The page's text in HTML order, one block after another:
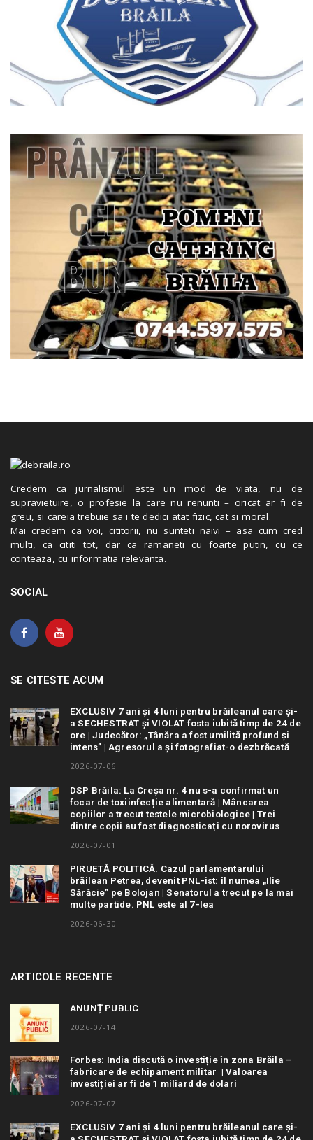
Credem ca jurnalismul este un mod de viata, nu de
supravietuire, o profesie la care nu renunti – oricat ar fi de
greu, si careia trebuie sa i te dedici atat fizic, cat si moral.
Mai credem ca voi, cititorii, nu sunteti naivi – asa cum cred
multi, ca cititi tot, dar ca ramaneti cu foarte putin, cu ce
conteaza, cu informatia relevanta.
SOCIAL
SE CITESTE ACUM
EXCLUSIV 7 ani și 4 luni pentru brăileanul care și-
a SECHESTRAT și VIOLAT fosta iubită timp de 24 de
ore | Judecător: „Tânăra a fost umilită profund și
intens” | Agresorul a și fotografiat-o dezbrăcată
2026-07-06
DSP Brăila: La Creșa nr. 4 nu s-a confirmat un
focar de toxiinfecție alimentară | Mâncarea
copiilor a trecut testele microbiologice | Trei
dintre copii au fost diagnosticați cu norovirus
2026-07-01
PIRUETĂ POLITICĂ. Cazul parlamentarului
brăilean Petrea, devenit PNL-ist: îl numea „Ilie
Sărăcie” pe Bolojan | Senatorul a trecut pe la mai
multe partide. PNL este al 7-lea
2026-06-30
ARTICOLE RECENTE
ANUNȚ PUBLIC
2026-07-14
Forbes: India discută o investiție în zona Brăila –
fabricare de echipament militar | Valoarea
investiției ar fi de 1 miliard de dolari
2026-07-07
EXCLUSIV 7 ani și 4 luni pentru brăileanul care și-